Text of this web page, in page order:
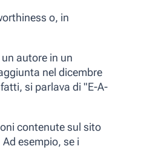
o, in
autore in un
nel dicembre
si parlava di "E-A-
contenute sul sito
esempio, se i